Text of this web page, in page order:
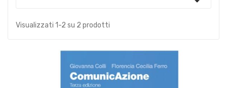
Visualizzati 1-2 su 2 prodotti